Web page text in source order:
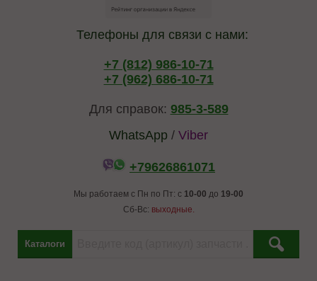
Телефоны для связи с нами:
+7 (812) 986-10-71
+7 (962) 686-10-71
Для справок: 985-3-589
WhatsApp / Viber
+79626861071
Мы работаем с Пн по Пт: с 10-00 до 19-00
Сб-Вс: выходные.
Каталоги